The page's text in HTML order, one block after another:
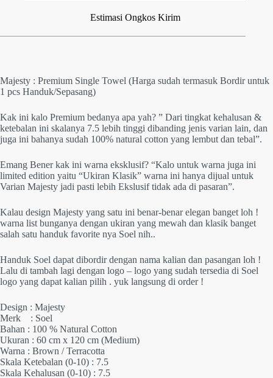
Estimasi Ongkos Kirim
Majesty : Premium Single Towel (Harga sudah termasuk Bordir untuk
1 pcs Handuk/Sepasang)
Kak ini kalo Premium bedanya apa yah? ” Dari tingkat kehalusan &
ketebalan ini skalanya 7.5 lebih tinggi dibanding jenis varian lain, dan
juga ini bahanya sudah 100% natural cotton yang lembut dan tebal”.
Emang Bener kak ini warna eksklusif? “Kalo untuk warna juga ini
limited edition yaitu “Ukiran Klasik” warna ini hanya dijual untuk
Varian Majesty jadi pasti lebih Ekslusif tidak ada di pasaran”.
Kalau design Majesty yang satu ini benar-benar elegan banget loh !
warna list bunganya dengan ukiran yang mewah dan klasik banget
salah satu handuk favorite nya Soel nih..
Handuk Soel dapat dibordir dengan nama kalian dan pasangan loh !
Lalu di tambah lagi dengan logo – logo yang sudah tersedia di Soel
logo yang dapat kalian pilih . yuk langsung di order !
Design : Majesty
Merk : Soel
Bahan : 100 % Natural Cotton
Ukuran : 60 cm x 120 cm (Medium)
Warna : Brown / Terracotta
Skala Ketebalan (0-10) : 7.5
Skala Kehalusan (0-10) : 7.5